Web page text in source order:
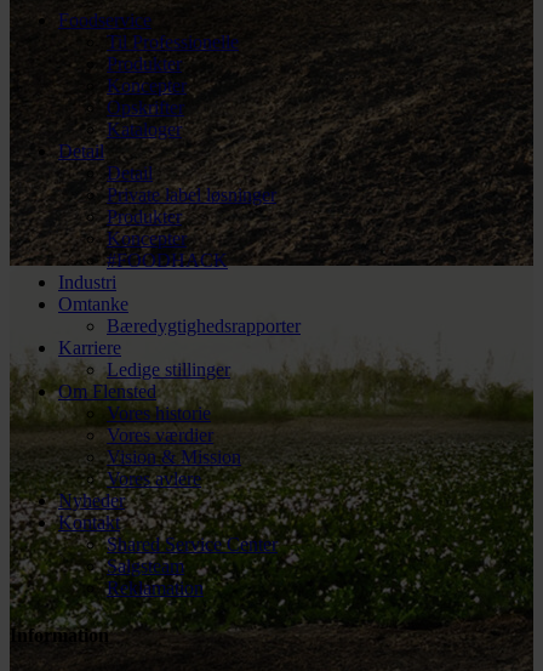
Foodservice
Til Professionelle
Produkter
Koncepter
Opskrifter
Kataloger
Detail
Detail
Private label løsninger
Produkter
Koncepter
#FOODHACK
Industri
Omtanke
Bæredygtighedsrapporter
Karriere
Ledige stillinger
Om Flensted
Vores historie
Vores værdier
Vision & Mission
Vores avlere
Nyheder
Kontakt
Shared Service Center
Salgsteam
Reklamation
Information